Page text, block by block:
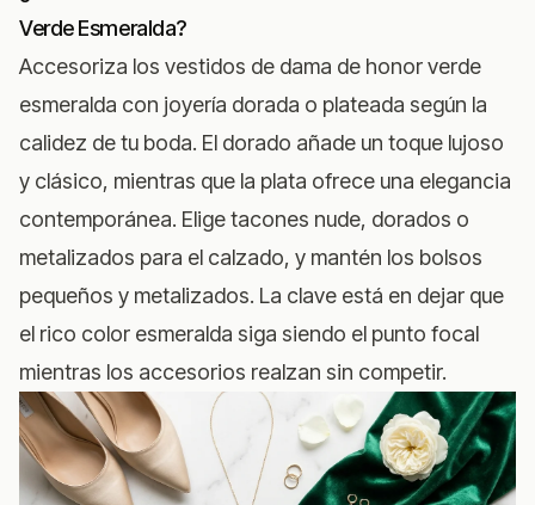
Verde Esmeralda?
Accesoriza los vestidos de dama de honor verde
esmeralda con joyería dorada o plateada según la
calidez de tu boda. El dorado añade un toque lujoso
y clásico, mientras que la plata ofrece una elegancia
contemporánea. Elige tacones nude, dorados o
metalizados para el calzado, y mantén los bolsos
pequeños y metalizados. La clave está en dejar que
el rico color esmeralda siga siendo el punto focal
mientras los accesorios realzan sin competir.